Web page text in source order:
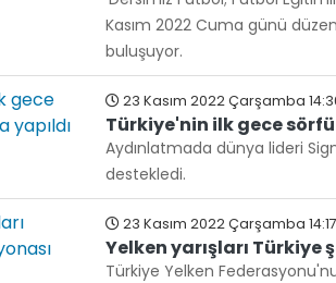
Kasım 2022 Cuma günü
buluşuyor.
23 Kasım 2022 Çarşamba
Türkiye'nin ilk gece
Aydınlatmada dünya lideri
destekledi.
23 Kasım 2022 Çarşamba 14:17
Yelken yarışları Türkiye
Türkiye Yelken